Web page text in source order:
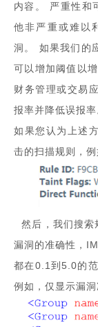
内容。 严重性和
他非严重或难以
洞。 如果我们的
可以增加阈值以
财务管理或交易
报率并降低误报率
如果您认为上述
击的扫描规则，
然后，我们搜索
漏洞的准确性，
都在0.1到5.0的
例如，仅显示漏